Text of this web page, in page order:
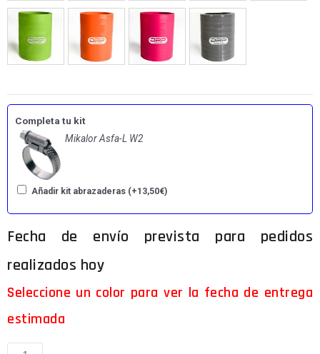
Completa tu kit
Mikalor Asfa-L W2
Añadir kit abrazaderas (+13,50€)
Seleccione un color para ver la fecha de entrega
estimada